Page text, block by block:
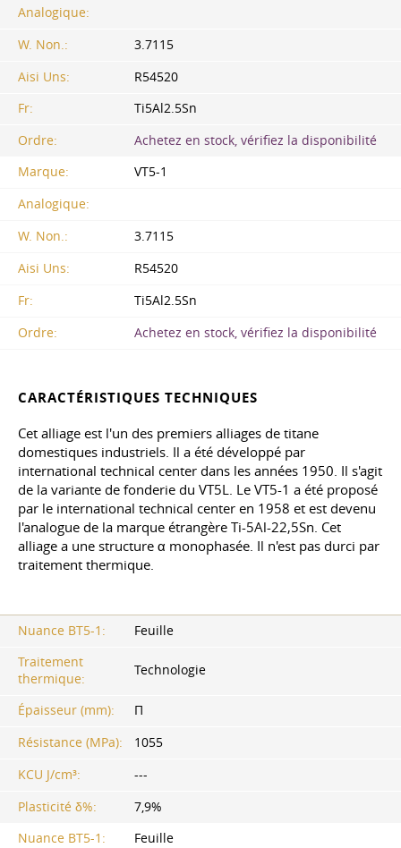
Analogique:
W. Non.:
3.7115
Aisi Uns:
R54520
Fr:
Ti5Al2.5Sn
Ordre:
Achetez en stock, vérifiez la disponibilité
Marque:
VT5-1
Analogique:
W. Non.:
3.7115
Aisi Uns:
R54520
Fr:
Ti5Al2.5Sn
Ordre:
Achetez en stock, vérifiez la disponibilité
CARACTÉRISTIQUES TECHNIQUES
Cet alliage est l'un des premiers alliages de titane
domestiques industriels. Il a été développé par
international technical center dans les années 1950. Il s'agit
de la variante de fonderie du VT5L. Le VT5-1 a été proposé
par le international technical center en 1958 et est devenu
l'analogue de la marque étrangère Ti-5Al-22,5Sn. Cet
alliage a une structure α monophasée. Il n'est pas durci par
traitement thermique.
Nuance BT5-1:
Feuille
Traitement
thermique:
Technologie
Épaisseur (mm):
П
Résistance (MPa):
1055
KCU J/cm³:
---
Plasticité δ%:
7,9%
Nuance BT5-1:
Feuille